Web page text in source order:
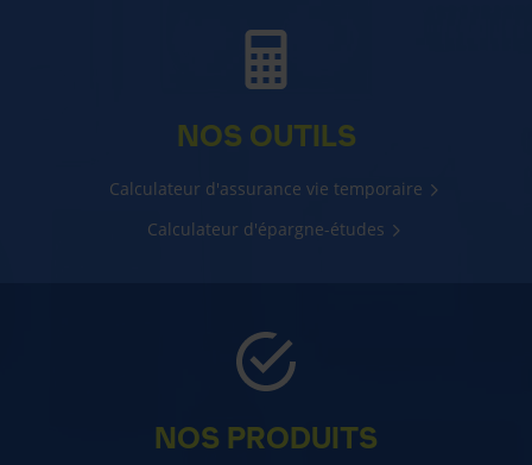
NOS OUTILS
Calculateur d'assurance vie temporaire
Calculateur d'épargne-études
NOS PRODUITS